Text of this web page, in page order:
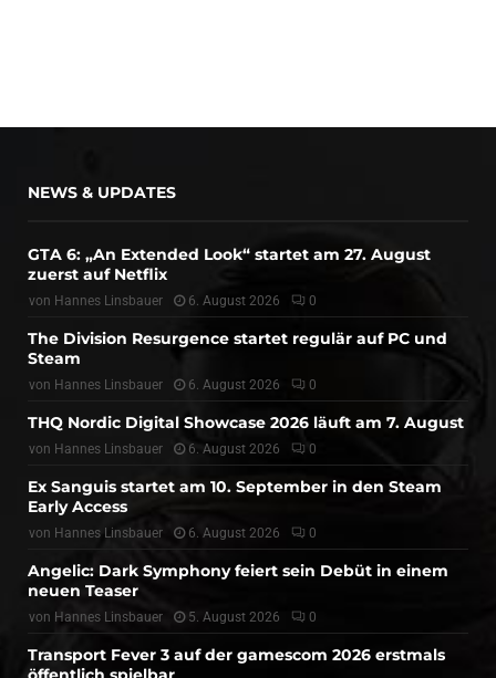
NEWS & UPDATES
GTA 6: „An Extended Look“ startet am 27. August
zuerst auf Netflix
von Hannes Linsbauer 6. August 2026 0
The Division Resurgence startet regulär auf PC und
Steam
von Hannes Linsbauer 6. August 2026 0
THQ Nordic Digital Showcase 2026 läuft am 7. August
von Hannes Linsbauer 6. August 2026 0
Ex Sanguis startet am 10. September in den Steam
Early Access
von Hannes Linsbauer 6. August 2026 0
Angelic: Dark Symphony feiert sein Debüt in einem
neuen Teaser
von Hannes Linsbauer 5. August 2026 0
Transport Fever 3 auf der gamescom 2026 erstmals